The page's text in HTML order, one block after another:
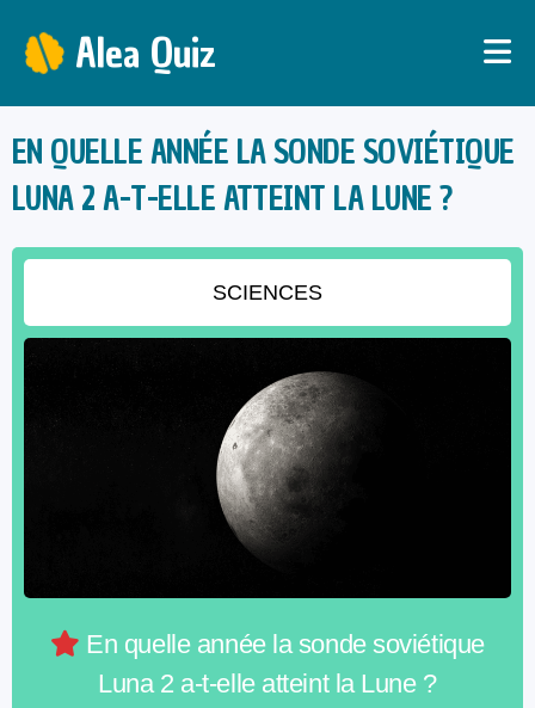
Alea Quiz
EN QUELLE ANNÉE LA SONDE SOVIÉTIQUE
LUNA 2 A-T-ELLE ATTEINT LA LUNE ?
SCIENCES
En quelle année la sonde soviétique
Luna 2 a-t-elle atteint la Lune ?